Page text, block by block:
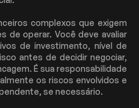
complexos que exigem
de operar. Você deve avaliar
de investimento, nível de
antes de decidir negociar,
É sua responsabilidade
os riscos envolvidos e
se necessário.